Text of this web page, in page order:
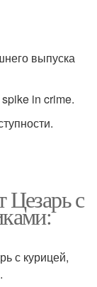
выпуска
in crime.
Цезарь с
с курицей,